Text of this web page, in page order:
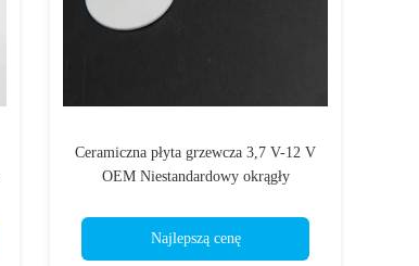
Ceramiczna płyta grzewcza 3,7 V-12 V
OEM Niestandardowy okrągły
Najlepszą cenę